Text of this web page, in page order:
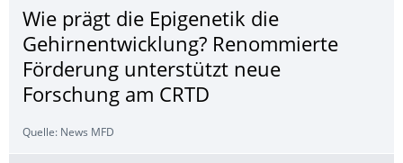
Wie prägt die Epigenetik die
Gehirnentwick­lung? Renommierte
Förderung unterstützt neue
Forschung am CRTD
Quelle: News MFD